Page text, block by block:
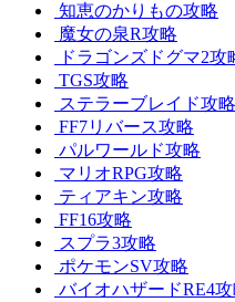
知恵のかりもの攻略
魔女の泉R攻略
ドラゴンズドグマ2攻
TGS攻略
ステラーブレイド攻略
FF7リバース攻略
パルワールド攻略
マリオRPG攻略
ティアキン攻略
FF16攻略
スプラ3攻略
ポケモンSV攻略
バイオハザードRE4